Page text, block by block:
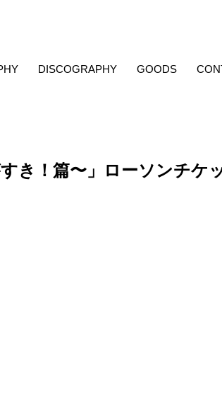
DISCOGRAPHY GOODS
き！篇〜」ローソンチケ